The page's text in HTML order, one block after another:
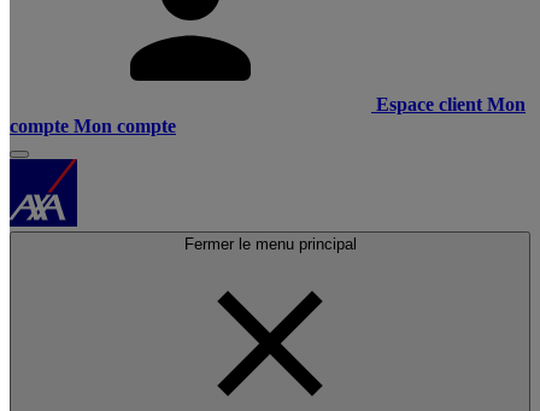
Espace client Mon
compte Mon compte
Fermer le menu principal